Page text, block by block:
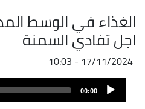
الغذاء في الوسط
اجل تفادي السمنة
17/11/2024 - 10:03
ملف
الصوت
Audio
Player
00:00